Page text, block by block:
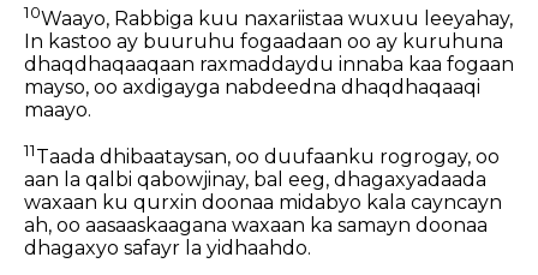
10Waayo, Rabbiga kuu naxariistaa wuxuu leeyahay,
In kastoo ay buuruhu fogaadaan oo ay kuruhuna
dhaqdhaqaaqaan raxmaddaydu innaba kaa fogaan
mayso, oo axdigayga nabdeedna dhaqdhaqaaqi
maayo.
11Taada dhibaataysan, oo duufaanku rogrogay, oo
aan la qalbi qabowjinay, bal eeg, dhagaxyadaada
waxaan ku qurxin doonaa midabyo kala cayncayn
ah, oo aasaaskaagana waxaan ka samayn doonaa
dhagaxyo safayr la yidhaahdo.